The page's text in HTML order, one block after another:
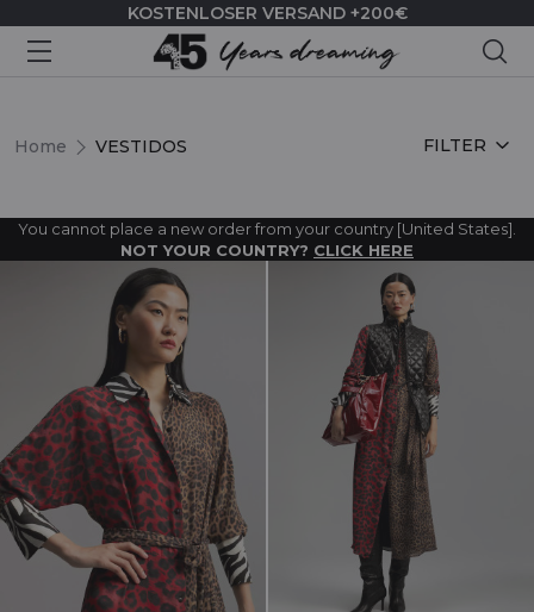
KOSTENLOSER VERSAND +200€
Home VESTIDOS
VESTIDOS FILTER
You cannot place a new order from your country [United States].
NOT YOUR COUNTRY? CLICK HERE